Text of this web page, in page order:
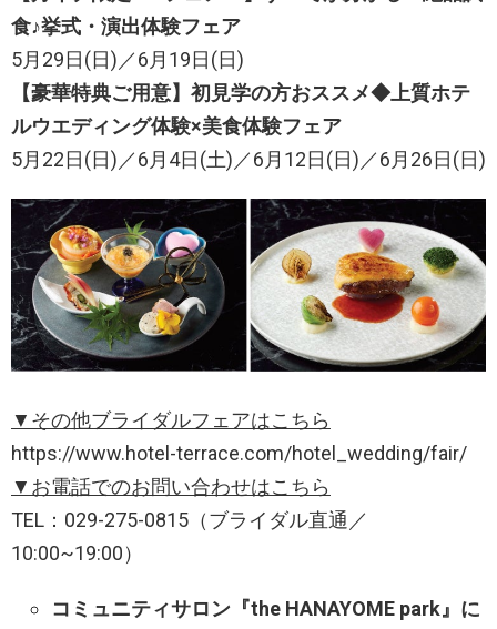
食♪挙式・演出体験フェア
5月29日(日)／6月19日(日)
【豪華特典ご用意】初見学の方おススメ◆上質ホテ
ルウエディング体験×美食体験フェア
5月22日(日)／6月4日(土)／6月12日(日)／6月26日(日)
▼その他ブライダルフェアはこちら
https://www.hotel-terrace.com/hotel_wedding/fair/
▼お電話でのお問い合わせはこちら
TEL：029-275-0815（ブライダル直通／
10:00~19:00）
コミュニティサロン『the HANAYOME park』に